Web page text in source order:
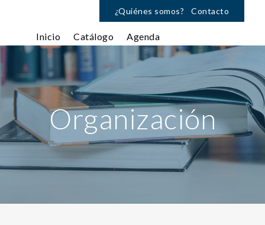
¿Quiénes somos? Contacto
Inicio Catálogo Agenda
Organización